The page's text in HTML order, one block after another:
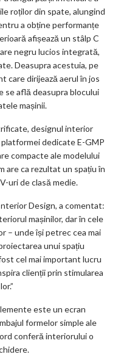
roților din spate, alungind
a obține performanțe
afișează un stâlp C
negru lucios integrată,
Deasupra acestuia, pe
care dirijează aerul în jos
se află deasupra blocului
mașinii.
designul interior
dedicate E-GMP
compacte ale modelului
are ca rezultat un spațiu în
uri de clasă medie.
Design, a comentat:
mașinilor, dar în cele
– unde își petrec cea mai
unui spațiu
cel mai important lucru
clienții prin stimularea
este un ecran
formelor simple ale
conferă interiorului o